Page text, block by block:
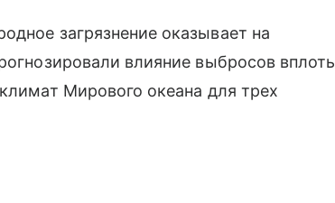
загрязнение оказывает на
влияние выбросов вплоть
Мирового океана для трех